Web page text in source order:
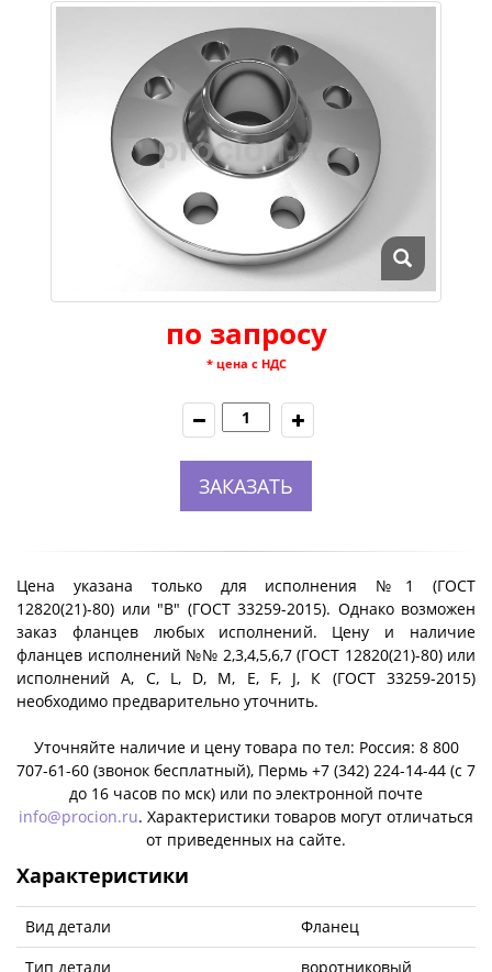
по запросу
* цена с НДС
ЗАКАЗАТЬ
Цена указана только для исполнения №1 (ГОСТ
12820(21)-80) или "B" (ГОСТ 33259-2015). Однако возможен
заказ фланцев любых исполнений. Цену и наличие
фланцев исполнений №№ 2,3,4,5,6,7 (ГОСТ 12820(21)-80) или
исполнений A, C, L, D, M, E, F, J, К (ГОСТ 33259-2015)
необходимо предварительно уточнить.
Уточняйте наличие и цену товара по тел: Россия: 8 800
707-61-60 (звонок бесплатный), Пермь +7 (342) 224-14-44 (c 7
до 16 часов по мск) или по электронной почте
info@procion.ru. Характеристики товаров могут отличаться
от приведенных на сайте.
Характеристики
Вид детали
Фланец
Тип детали
воротниковый